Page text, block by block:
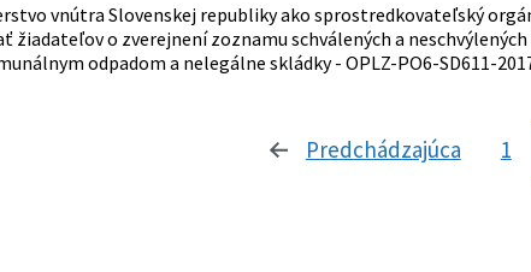
vnútra Slovenskej republiky ako sprostredkovateľský
žiadateľov o zverejnení zoznamu schválených a
odpadom a nelegálne skládky - OPLZ-PO6-SD611-
Predchádzajúca stránka
1